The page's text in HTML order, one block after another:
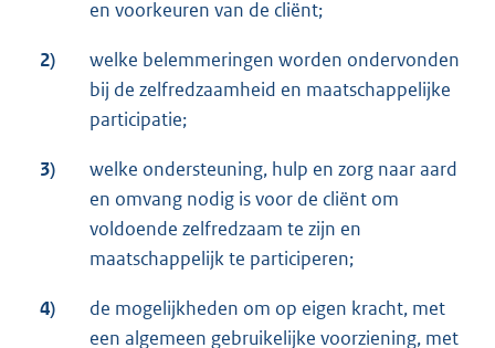
en voorkeuren van de cliënt;
2)
welke belemmeringen worden ondervonden
bij de zelfredzaamheid en maatschappelijke
participatie;
3)
welke ondersteuning, hulp en zorg naar aard
en omvang nodig is voor de cliënt om
voldoende zelfredzaam te zijn en
maatschappelijk te participeren;
4)
de mogelijkheden om op eigen kracht, met
een algemeen gebruikelijke voorziening, met